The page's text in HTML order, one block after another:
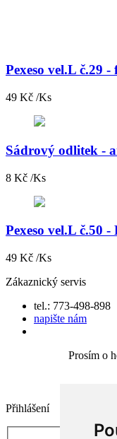
Pexeso vel.L č.29
49 Kč /Ks
Sádrový odlitek -
8 Kč /Ks
Pexeso vel.L č.50
49 Kč /Ks
Zákaznický servis
tel.: 773-498-898
napište nám
Prosím o
Přihlášení